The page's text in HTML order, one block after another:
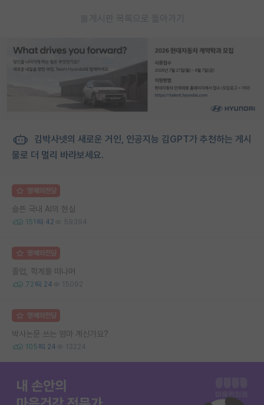
게시판 목록으로 돌아가기
김박사넷의 새로운 거인, 인공지능 김GPT가 추천하는 게시
물로 더 멀리 바라보세요.
명예의전당
슬픈 국내 AI의 현실
151 42 59394
명예의전당
졸업, 학계를 떠나며
72 24 15092
명예의전당
박사논문 쓰는 엄마 계신가요?
105 24 13224